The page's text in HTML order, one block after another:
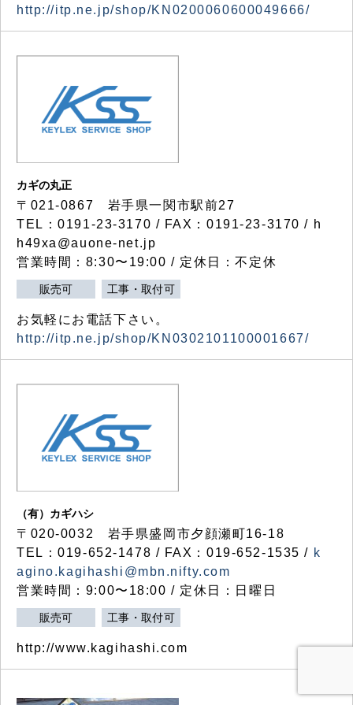
http://itp.ne.jp/shop/KN0200060600049666/
カギの丸正
〒021-0867 岩手県一関市駅前27
TEL：0191-23-3170 / FAX：0191-23-3170 / h
h49xa@auone-net.jp
営業時間：8:30〜19:00 / 定休日：不定休
販売可 工事・取付可
お気軽にお電話下さい。
http://itp.ne.jp/shop/KN0302101100001667/
（有）カギハシ
〒020-0032 岩手県盛岡市夕顔瀬町16-18
TEL：019-652-1478 / FAX：019-652-1535 / k
agino.kagihashi@mbn.nifty.com
営業時間：9:00〜18:00 / 定休日：日曜日
販売可 工事・取付可
http://www.kagihashi.com